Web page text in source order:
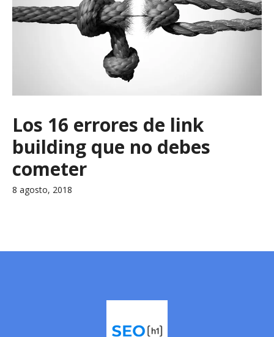
Los 16 errores de link
building que no debes
cometer
8 agosto, 2018